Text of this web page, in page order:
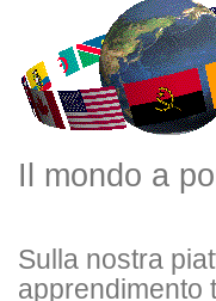
Il mondo a
Sulla nostra
apprendimento